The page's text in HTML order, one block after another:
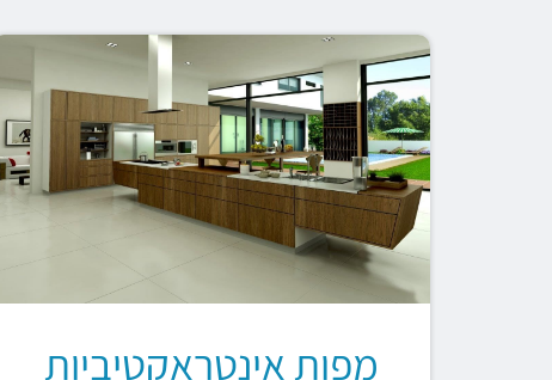
מפות אינטראקטיביות